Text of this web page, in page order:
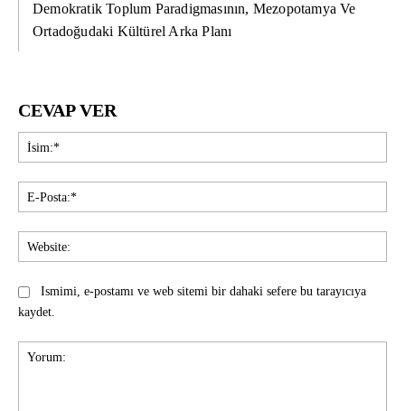
Demokratik Toplum Paradigmasının, Mezopotamya Ve
Ortadoğudaki Kültürel Arka Planı
CEVAP VER
Ismimi, e-postamı ve web sitemi bir dahaki sefere bu tarayıcıya
kaydet.